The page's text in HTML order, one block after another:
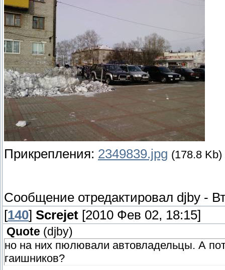
Прикрепления: 2349839.jpg (178.8 Kb)
Сообщение отредактировал djby -
[140] Screjet [2010 Фев 02, 18:15]
Quote (djby)
но на них пюлювали автовладельцы. А
гаишников?